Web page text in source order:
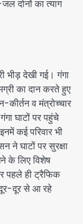
दोनों का त्याग
भीड़ देखी गई। गंगा
का दान करते हुए
कीर्तन व मंत्रोच्चार
घाटों पर पहुंचे
कई परिवार भी
ने घाटों पर सुरक्षा
के लिए विशेष
पहले ही ट्रैफिक
दूर-दूर से आ रहे